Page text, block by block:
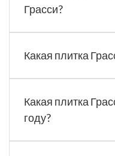
Грасси?
Какая плитка
Какая плитка
году?